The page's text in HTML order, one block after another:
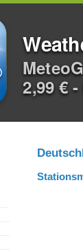
2,99 €